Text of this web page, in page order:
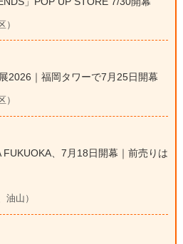
2026｜福岡タワーで7月25日開幕
FUKUOKA、7月18日開幕｜前売りは
山）